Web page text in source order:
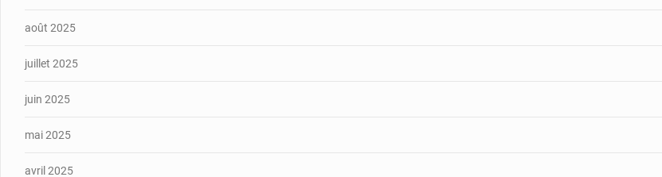
août 2025
juillet 2025
juin 2025
mai 2025
avril 2025